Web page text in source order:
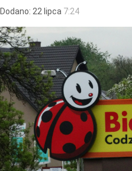
Dodano: 22 lipca 7:24